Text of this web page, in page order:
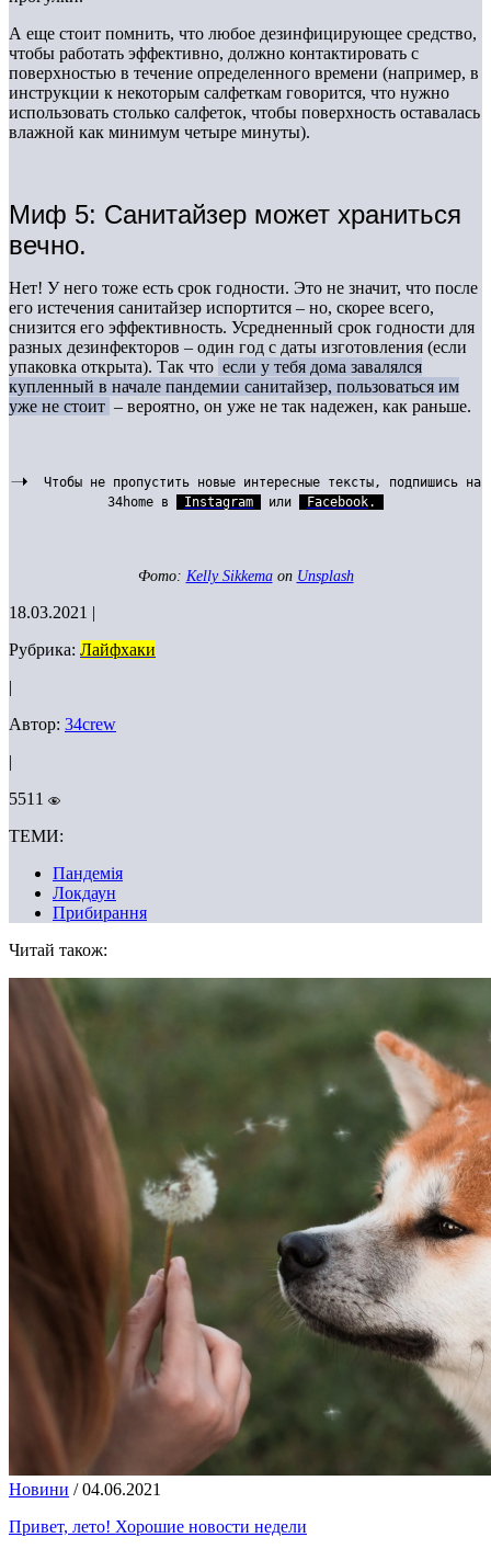
А еще стоит помнить, что любое дезинфицирующее средство,
чтобы работать эффективно, должно контактировать с
поверхностью в течение определенного времени (например, в
инструкции к некоторым салфеткам говорится, что нужно
использовать столько салфеток, чтобы поверхность оставалась
влажной как минимум четыре минуты).
Миф 5: Санитайзер может храниться
вечно.
Нет! У него тоже есть срок годности. Это не значит, что после
его истечения санитайзер испортится – но, скорее всего,
снизится его эффективность. Усредненный срок годности для
разных дезинфекторов – один год с даты изготовления (если
упаковка открыта). Так что если у тебя дома завалялся
купленный в начале пандемии санитайзер, пользоваться им
уже не стоит – вероятно, он уже не так надежен, как раньше.
Чтобы не пропустить новые интересные тексты, подпишись на
34home в
Instagram или Facebook.
Фото: Kelly Sikkemaon Unsplash
18.03.2021 |
Рубрика: Лайфхаки
|
Автор: 34crew
|
5511
ТЕМИ:
Пандемія
Локдаун
Прибирання
Читай також:
Новини / 04.06.2021
Привет, лето! Хорошие новости недели